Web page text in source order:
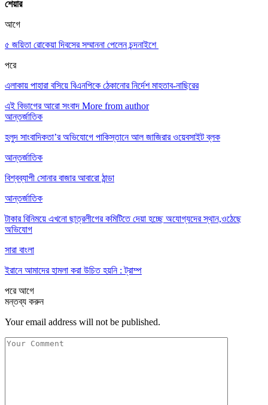
শেয়ার
আগে
৫ জয়িতা রোকেয়া দিবসের সম্মাননা পেলেন চন্দনাইশে
পরে
এলাকায় পাহারা বসিয়ে বিএনপিকে ঠেকানোর নির্দেশ মাহতাব-নাছিরের
এই বিভাগের আরো সংবাদ More from author
আন্তর্জাতিক
হলুদ সাংবাদিকতা’র অভিযোগে পাকিস্তানে আল জাজিরার ওয়েবসাইট ব্লক
আন্তর্জাতিক
বিশ্বব্যাপী সোনার বাজার আবারো ঠান্ডা
আন্তর্জাতিক
টাকার বিনিময়ে এখনো ছাত্রলীগের কমিটিতে দেয়া হচ্ছে অযোগ্যদের স্থান,ওঠেছে
অভিযোগ
সারা বাংলা
ইরানে আমাদের হামলা করা উচিত হয়নি : ট্রাম্প
পরেআগে
মন্তব্য করুন
Your email address will not be published.